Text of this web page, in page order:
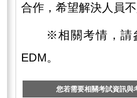
合作，希望解決人員
※相關考情，請
EDM。
您若需要相關考試資訊與